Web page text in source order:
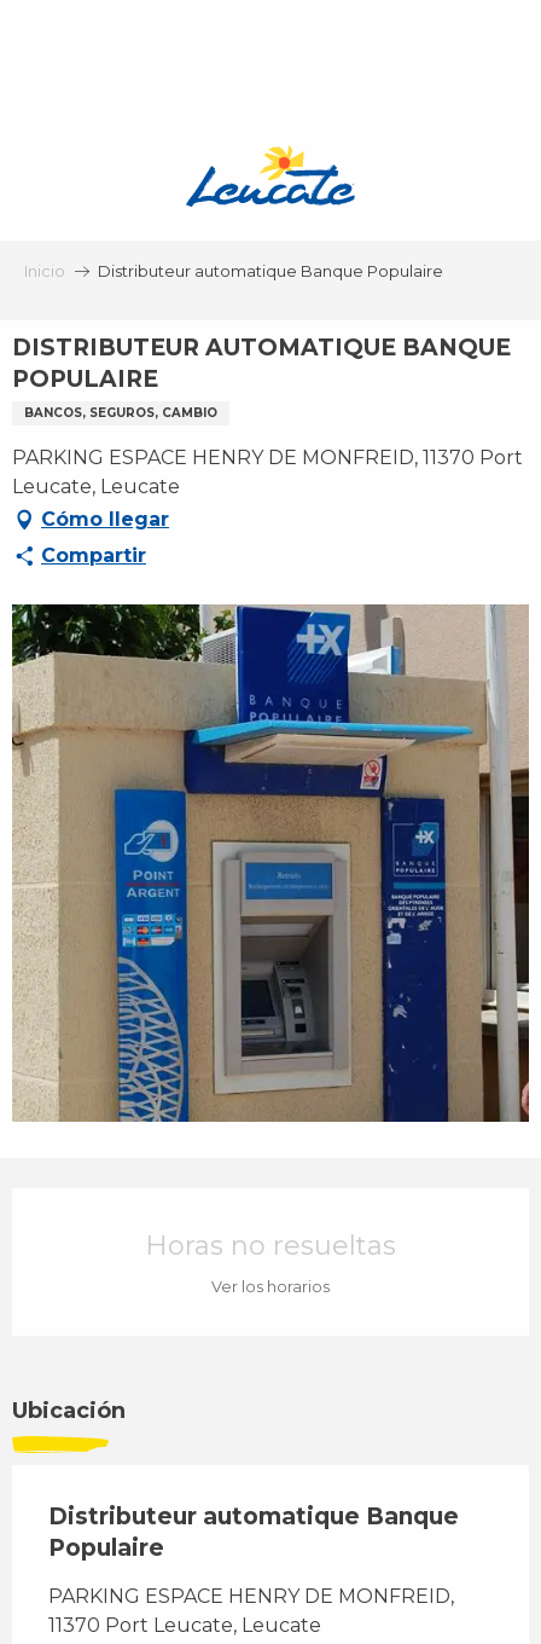
Inicio Distributeur automatique Banque Populaire
DISTRIBUTEUR AUTOMATIQUE BANQUE
POPULAIRE
BANCOS, SEGUROS, CAMBIO
PARKING ESPACE HENRY DE MONFREID, 11370 Port
Leucate, Leucate
Cómo llegar
Compartir
Horas no resueltas
Ver los horarios
Ubicación
Distributeur automatique Banque
Populaire
PARKING ESPACE HENRY DE MONFREID,
11370 Port Leucate, Leucate